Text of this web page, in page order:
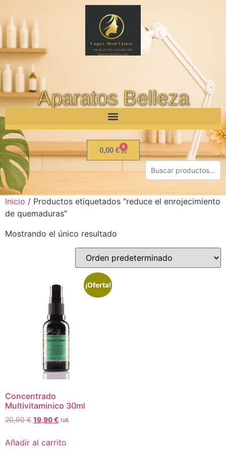
Aparatos Belleza
0,00 € 0
Inicio / Productos etiquetados “reduce el enrojecimiento
de quemaduras”
Mostrando el único resultado
¡Oferta!
Concentrado
Multivitaminico 30ml
20,90€ 19,90€ IVA
Añadir al carrito